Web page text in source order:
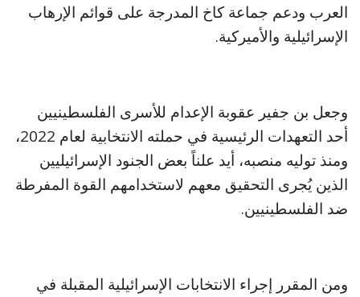
العرب ودعم جماعة كاخ المدرجة على قوائم الإرهاب
الإسرائيلية والأميركية.
وجعل بن جفير عقوبة الإعدام للأسرى الفلسطينيين
أحد التعهدات الرئيسية في حملته الانتخابية لعام 2022،
ومنذ توليه منصبه، أيد علناً بعض الجنود الإسرائيليين
الذين يُجرى التحقيق معهم لاستخدامهم القوة المفرطة
ضد الفلسطينيين.
ومن المقرر إجراء الانتخابات الإسرائيلية المقبلة في